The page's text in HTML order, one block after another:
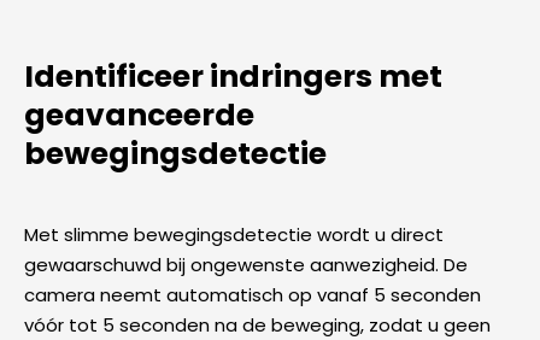
Identificeer indringers met
geavanceerde
bewegingsdetectie
Met slimme bewegingsdetectie wordt u direct
gewaarschuwd bij ongewenste aanwezigheid. De
camera neemt automatisch op vanaf 5 seconden
vóór tot 5 seconden na de beweging, zodat u geen